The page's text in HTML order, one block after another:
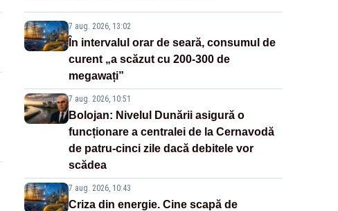
7 aug. 2026, 13:02
În intervalul orar de seară, consumul de
curent „a scăzut cu 200-300 de
megawați”
7 aug. 2026, 10:51
Bolojan: Nivelul Dunării asigură o
funcționare a centralei de la Cernavodă
de patru-cinci zile dacă debitele vor
scădea
7 aug. 2026, 10:43
Criza din energie. Cine scapă de